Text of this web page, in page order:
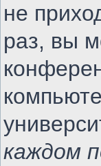
не
раз, вы
каждом